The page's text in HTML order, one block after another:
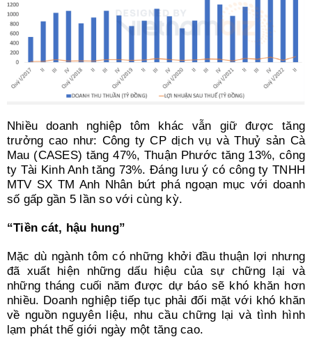
Nhiều doanh nghiệp tôm khác vẫn giữ được tăng
trưởng cao như: Công ty CP dịch vụ và Thuỷ sản Cà
Mau (CASES) tăng 47%, Thuận Phước tăng 13%, công
ty Tài Kinh Anh tăng 73%. Đáng lưu ý có công ty TNHH
MTV SX TM Anh Nhân bứt phá ngoạn mục với doanh
số gấp gần 5 lần so với cùng kỳ.
“Tiền cát, hậu hung”
Mặc dù ngành tôm có những khởi đầu thuận lợi nhưng
đã xuất hiện những dấu hiệu của sự chững lại và
những tháng cuối năm được dự báo sẽ khó khăn hơn
nhiều. Doanh nghiệp tiếp tục phải đối mặt với khó khăn
về nguồn nguyên liệu, nhu cầu chững lại và tình hình
lạm phát thế giới ngày một tăng cao.